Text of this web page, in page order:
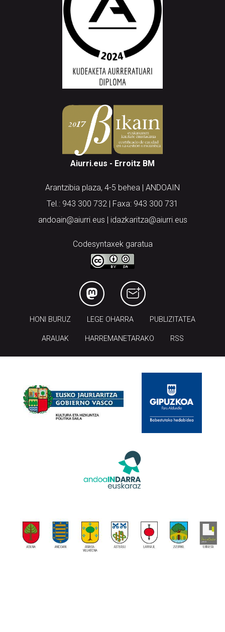
Aiurri.eus - Erroitz BM
Arantzibia plaza, 4-5 behea | ANDOAIN
Tel.: 943 300 732 | Faxa: 943 300 731
andoain@aiurri.eus | idazkaritza@aiurri.eus
Codesyntaxek garatua
HONI BURUZ LEGE OHARRA PUBLIZITATEA
ARAUAK HARREMANETARAKO RSS